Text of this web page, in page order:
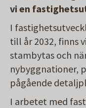
vi en
I
till år 2032, finns
stambytas och
nybyggnationer,
pågående
I arbetet med